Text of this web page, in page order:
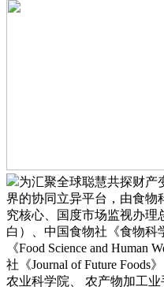
为汇聚全球聪慧共探财产
界的协同立异平台，由食物
究核心、国度市场监视办理
白）、中国食物社《食物科
《Food Science and Human
社《Journal of Future Foods
农业科学院、 农产物加工业